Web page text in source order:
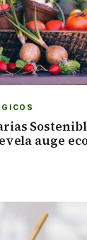
auge